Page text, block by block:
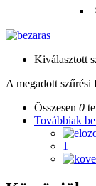
Kiválasztott
A megadott szűrési
Összesen 0
Továbbiak
1